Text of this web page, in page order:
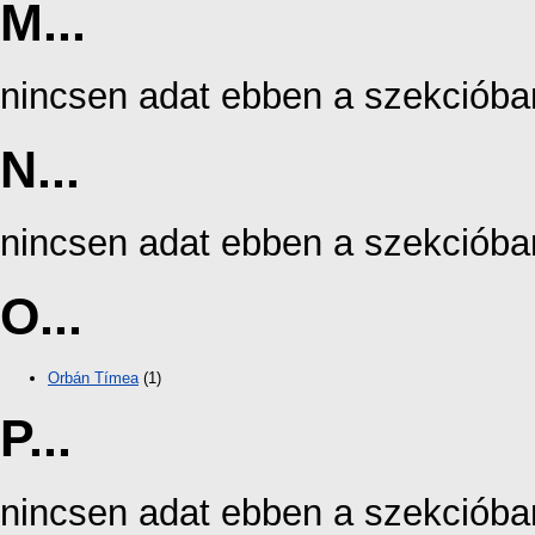
M...
nincsen adat ebben a
N...
nincsen adat ebben a
O...
Orbán Tímea(1)
P...
nincsen adat ebben a